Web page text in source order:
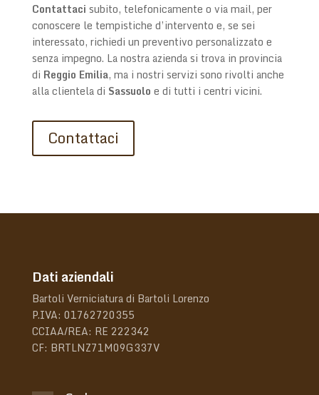
Contattaci subito, telefonicamente o via mail, per
conoscere le tempistiche d’intervento e, se sei
interessato, richiedi un preventivo personalizzato e
senza impegno. La nostra azienda si trova in provincia
di Reggio Emilia, ma i nostri servizi sono rivolti anche
alla clientela di Sassuolo e di tutti i centri vicini.
Contattaci
Dati aziendali
Bartoli Verniciatura di Bartoli Lorenzo
P.IVA: 01762720355
CCIAA/REA: RE 222342
CF: BRTLNZ71M09G337V